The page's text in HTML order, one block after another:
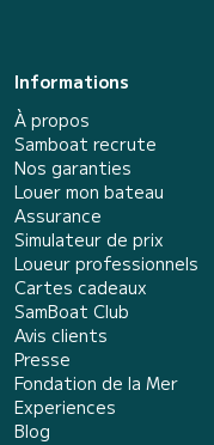
Informations
À propos
Samboat recrute
Nos garanties
Louer mon bateau
Assurance
Simulateur de prix
Loueur professionnels
Cartes cadeaux
SamBoat Club
Avis clients
Presse
Fondation de la Mer
Experiences
Blog